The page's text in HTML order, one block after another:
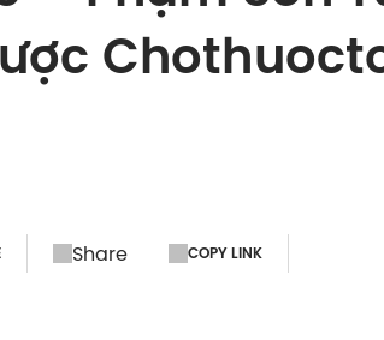
Share COPY LINK